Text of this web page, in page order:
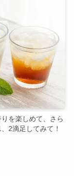
を楽しめて、さら
2滴足してみて！